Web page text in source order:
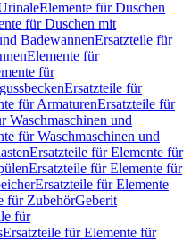
Elemente für Duschen
für Duschen mit
BadewannenErsatzteile für
Elemente für
für
Ersatzteile für
für ArmaturenErsatzteile für
Waschmaschinen und
für Waschmaschinen und
Ersatzteile für Elemente für
Ersatzteile für Elemente für
Ersatzteile für Elemente
für ZubehörGeberit
für
Ersatzteile für Elemente für